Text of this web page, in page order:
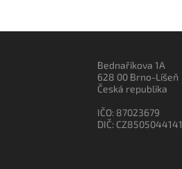
Bednaříkova 1A
628 00 Brno-Líšeň
Česká republika
IČO: 87023679
DIČ: CZ8505044141